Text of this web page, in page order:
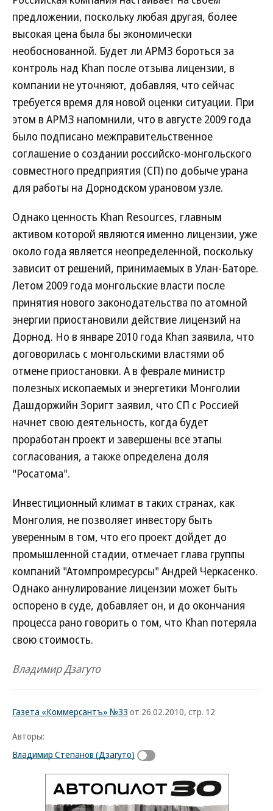
предложении, поскольку любая другая, более
высокая цена была бы экономически
необоснованной. Будет ли АРМЗ бороться за
контроль над Khan после отзыва лицензии, в
компании не уточняют, добавляя, что сейчас
требуется время для новой оценки ситуации. При
этом в АРМЗ напомнили, что в августе 2009 года
было подписано межправительственное
соглашение о создании российско-монгольского
совместного предприятия (СП) по добыче урана
для работы на Дорнодском урановом узле.
Однако ценность Khan Resources, главным
активом которой являются именно лицензии, уже
около года является неопределенной, поскольку
зависит от решений, принимаемых в Улан-Баторе.
Летом 2009 года монгольские власти после
принятия нового законодательства по атомной
энергии приостановили действие лицензий на
Дорнод. Но в январе 2010 года Khan заявила, что
договорилась с монгольскими властями об
отмене приостановки. А в феврале министр
полезных ископаемых и энергетики Монголии
Дашдоржийн Зоригт заявил, что СП с Россией
начнет свою деятельность, когда будет
проработан проект и завершены все этапы
согласования, а также определена доля
"Росатома".
Инвестиционный климат в таких странах, как
Монголия, не позволяет инвестору быть
уверенным в том, что его проект дойдет до
промышленной стадии, отмечает глава группы
компаний "Атомпромресурсы" Андрей Черкасенко.
Однако аннулирование лицензии может быть
оспорено в суде, добавляет он, и до окончания
процесса рано говорить о том, что Khan потеряла
свою стоимость.
Владимир Дзагуто
Газета «Коммерсантъ» №33 от 26.02.2010, стр. 12
Авторы:
Владимир Степанов (Дзагуто)